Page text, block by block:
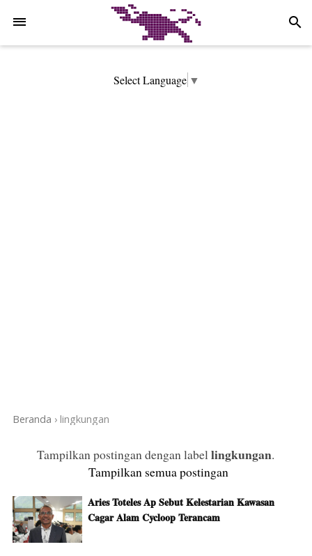
search
Select Language ▼
Beranda › lingkungan
Tampilkan postingan dengan labellingkungan.
Tampilkan semua postingan
Aries Toteles Ap Sebut Kelestarian Kawasan
Cagar Alam Cycloop Terancam